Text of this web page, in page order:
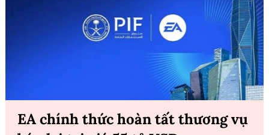
EA chính thức hoàn tất thương vụ